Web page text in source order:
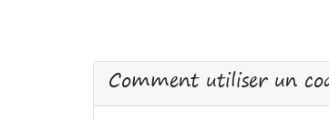
Comment utiliser un